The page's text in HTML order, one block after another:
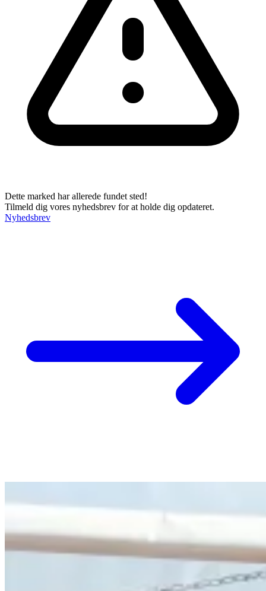
Dette marked har allerede fundet sted!
Tilmeld dig vores nyhedsbrev for at holde dig opdateret.
Nyhedsbrev